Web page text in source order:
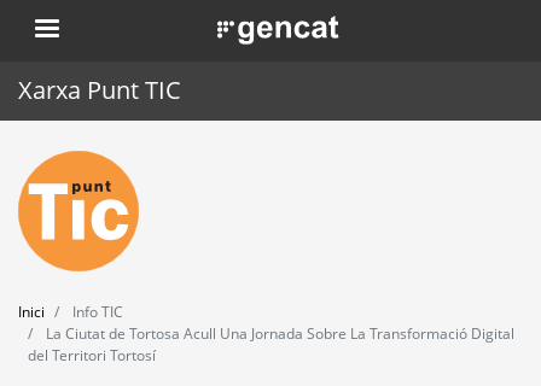
Vés
al
. Obre en una nova finestra.
Xarxa Punt TIC
Inici
Punt TIC
Actualitat
Agenda
Inici
Info TIC
La Ciutat de Tortosa Acull Una Jornada Sobre La Transformació Digital
del Territori Tortosí